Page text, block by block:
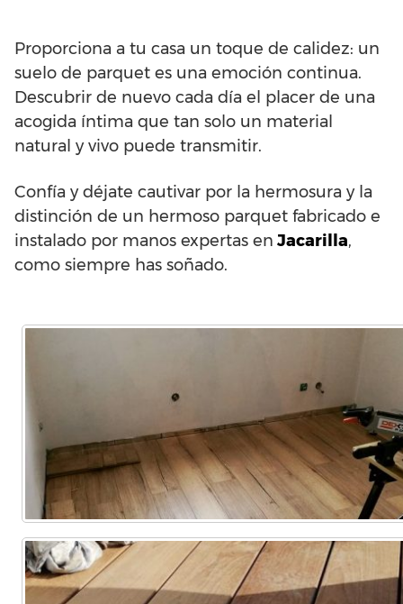
Proporciona a tu casa un toque de calidez: un
suelo de parquet es una emoción continua.
Descubrir de nuevo cada día el placer de una
acogida íntima que tan solo un material
natural y vivo puede transmitir.
Confía y déjate cautivar por la hermosura y la
distinción de un hermoso parquet fabricado e
instalado por manos expertas en Jacarilla,
como siempre has soñado.